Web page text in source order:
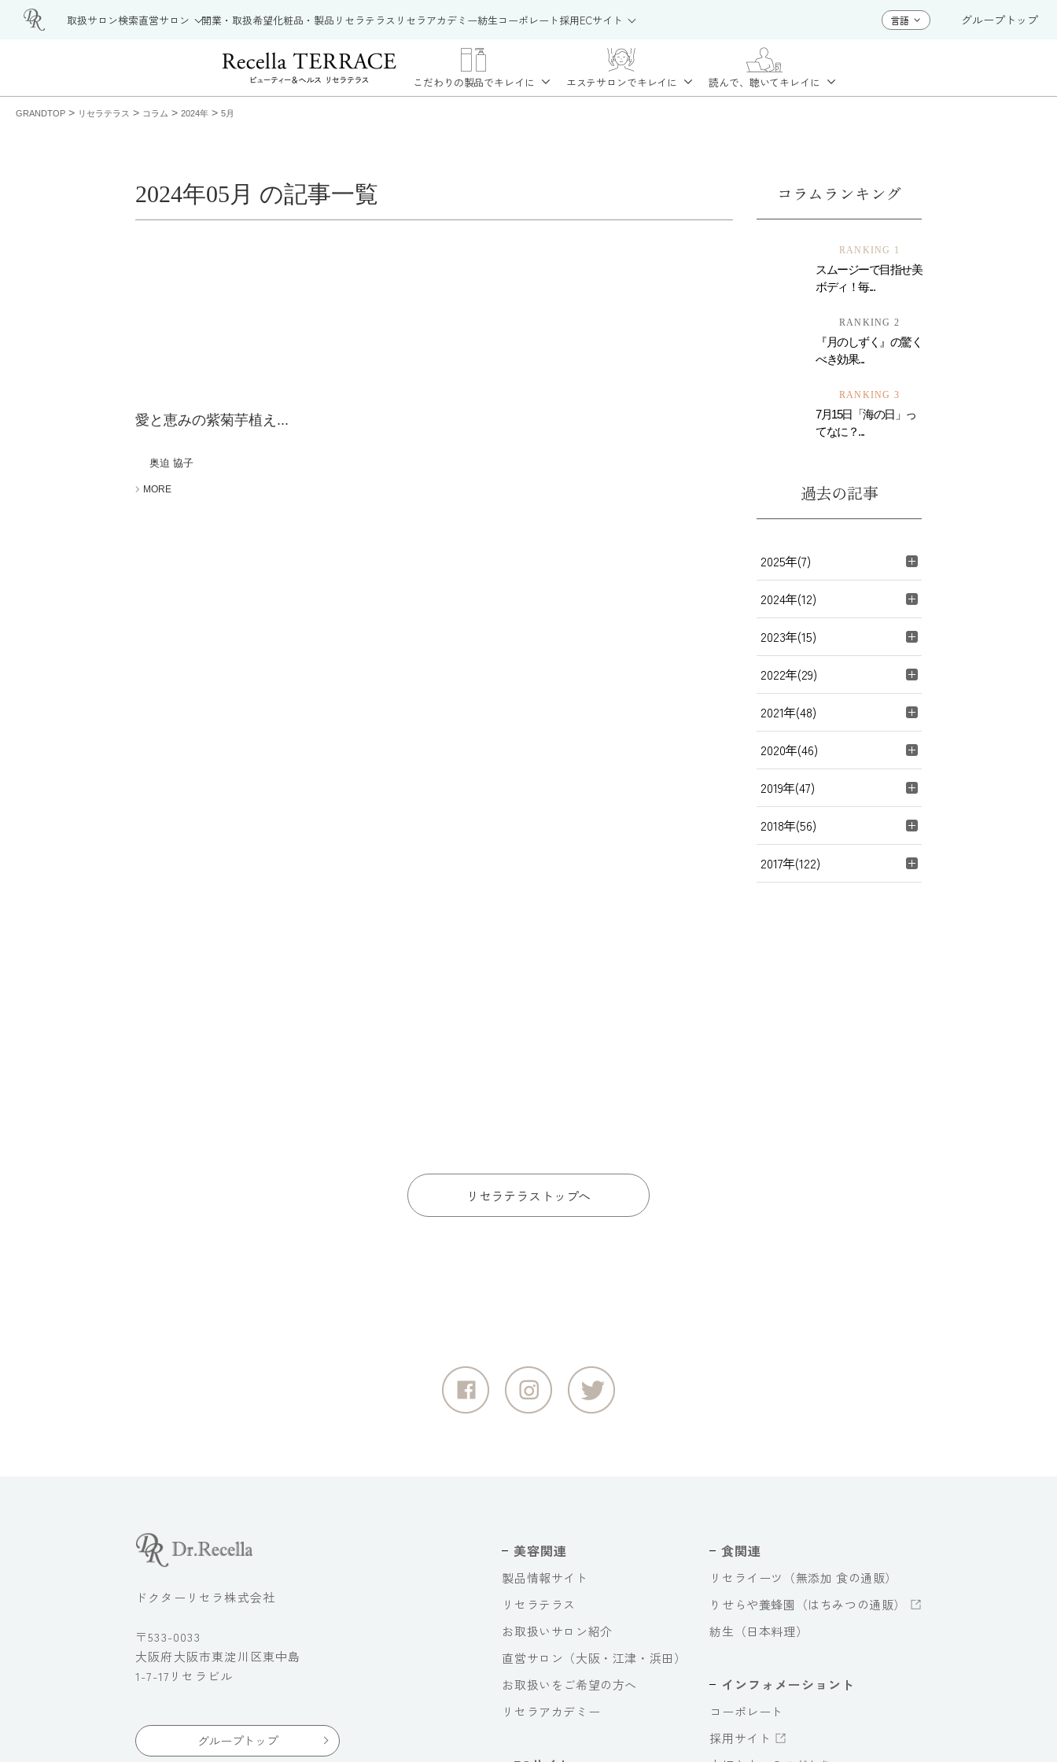
取扱サロン検索直営サロン 開業・取扱希望化粧品・製品 リセラテラス リセラアカデミー紡生コーポレート採用ECサイト グループトップ
こだわりの製品でキレイに エステサロンでキレイに 読んで、聴いてキレイに
GRANDTOP > リセラテラス > コラム > 2024年 > 5月
2024年05月 の記事一覧
愛と恵みの紫菊芋植え...
奥迫 協子
MORE
コラムランキング
RANKING 1
スムージーで目指せ美
ボディ！毎...
RANKING 2
『月のしずく』の驚く
べき効果...
RANKING 3
7月15日「海の日」っ
てなに？...
過去の記事
2025年(7)
2024年(12)
2023年(15)
2022年(29)
2021年(48)
2020年(46)
2019年(47)
2018年(56)
2017年(122)
リセラテラストップへ
ドクターリセラ株式会社
〒533-0033
大阪府大阪市東淀川区東中島
1-7-17リセラビル
グループトップ
美容関連
製品情報サイト
リセラテラス
お取扱いサロン紹介
直営サロン（大阪・江津・浜田）
お取扱いをご希望の方へ
リセラアカデミー
食関連
リセライーツ（無添加 食の通販）
りせらや養蜂園（はちみつの通販）
紡生（日本料理）
インフォメーショント
コーポレート
採用サイト